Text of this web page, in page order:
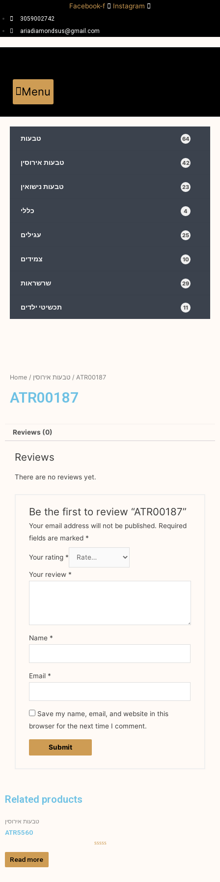
Facebook-f Instagram
3059002742
ariadiamondsus@gmail.com
Menu
טבעות 64
טבעות אירוסין 42
טבעות נישואין 23
כללי 4
עגילים 25
צמידים 10
שרשראות 29
תכשיטי ילדים 11
Home / טבעות אירוסין / ATR00187
ATR00187
Reviews (0)
Reviews
There are no reviews yet.
Be the first to review “ATR00187”
Your email address will not be published. Required
fields are marked *
Your rating *
Your review *
Name *
Email *
Save my name, email, and website in this
browser for the next time I comment.
Related products
טבעות אירוסין
ATR5560
Read more